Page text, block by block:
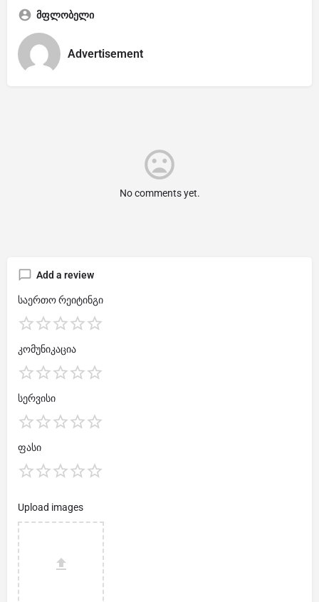
მფლობელი
Advertisement
No comments yet.
Add a review
საერთო რეიტინგი
კომუნიკაცია
სერვისი
ფასი
Upload images